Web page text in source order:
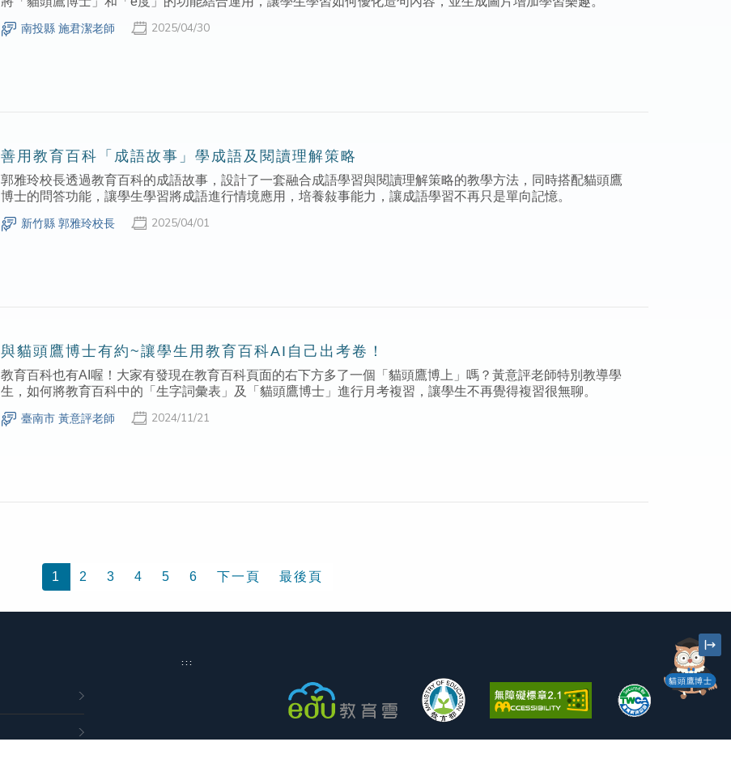
南投縣 施君潔老師 2025/04/30
善用教育百科「成語故事」學成語及閱讀理解策略
郭雅玲校長透過教育百科的成語故事，設計了一套融合成語學習與閱讀理解策略的教學方法，同時搭配貓頭鷹
博士的問答功能，讓學生學習將成語進行情境應用，培養敍事能力，讓成語學習不再只是單向記憶。
新竹縣 郭雅玲校長 2025/04/01
與貓頭鷹博士有約~讓學生用教育百科AI自己出考卷！
教育百科也有AI喔！大家有發現在教育百科頁面的右下方多了一個「貓頭鷹博上」嗎？黃意評老師特別教導學
生，如何將教育百科中的「生字詞彙表」及「貓頭鷹博士」進行月考複習，讓學生不再覺得複習很無聊。
臺南市 黃意評老師 2024/11/21
1 2 3 4 5 6 下一頁 最後頁
貓頭鷹博士
:::